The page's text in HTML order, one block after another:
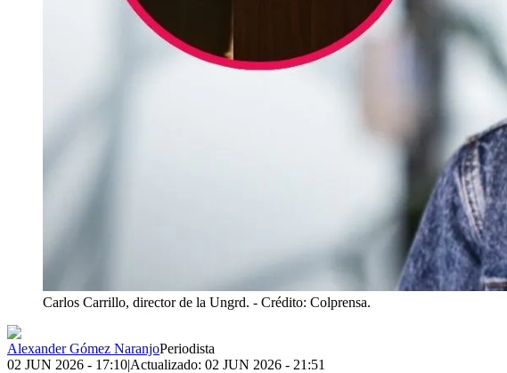
Carlos Carrillo, director de la Ungrd. - Crédito: Colprensa.
Alexander Gómez NaranjoPeriodista
02 JUN 2026 - 17:10|Actualizado: 02 JUN 2026 - 21:51